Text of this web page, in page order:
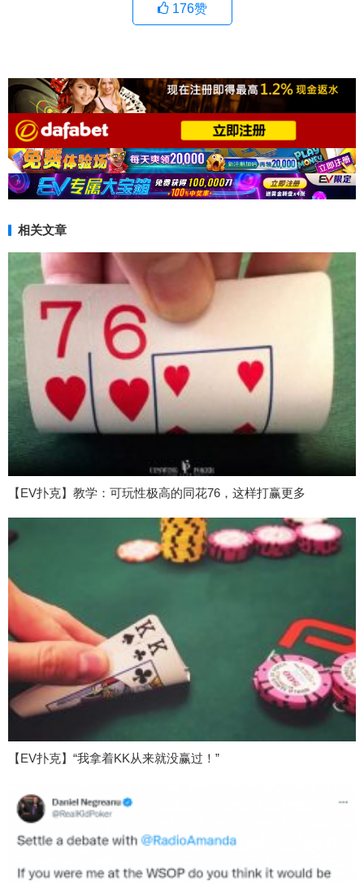
176赞
相关文章
【EV扑克】教学：可玩性极高的同花76，这样打赢更多
【EV扑克】“我拿着KK从来就没赢过！”